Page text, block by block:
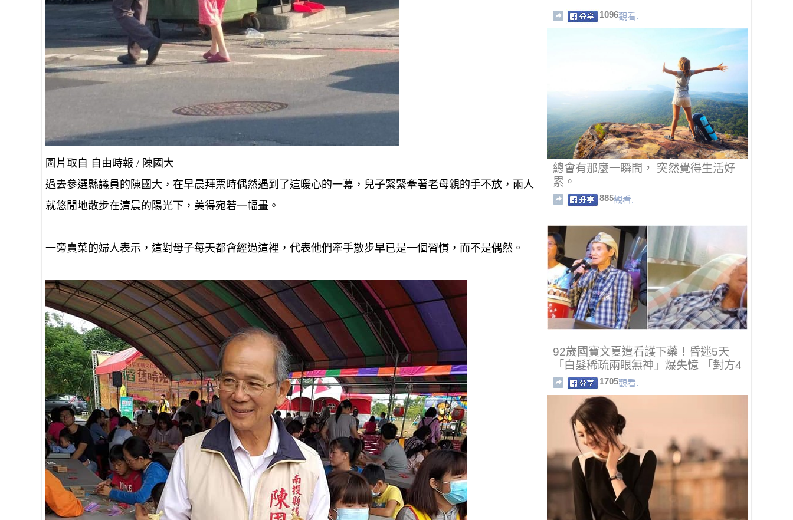
圖片取自 自由時報 / 陳國大
過去參選縣議員的陳國大，在早晨拜票時偶然遇到了這暖心的一幕，兒子緊緊牽著老母親的手不放，兩人
就悠閒地散步在清晨的陽光下，美得宛若一幅畫。
一旁賣菜的婦人表示，這對母子每天都會經過這裡，代表他們牽手散步早已是一個習慣，而不是偶然。
1096觀看.
總會有那麼一瞬間， 突然覺得生活好
累。
885觀看.
92歲國寶文夏遭看護下藥！昏迷5天
「白髮稀疏兩眼無神」爆失憶 「對方4
年前曾動手」妻崩潰提告
1705觀看.